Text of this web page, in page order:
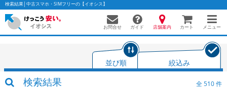
検索結果│中古スマホ・SIMフリーの【イオシス】
お問合せ ガイド 店舗案内 カート メニュー
並び順 絞込み
検索結果 全 510件
かんたんパソコン検索に切り替える